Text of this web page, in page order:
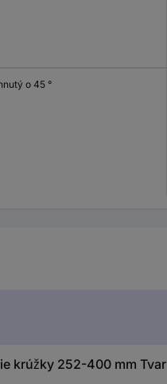
o 45 °
krúžky 252-400 mm Tvar